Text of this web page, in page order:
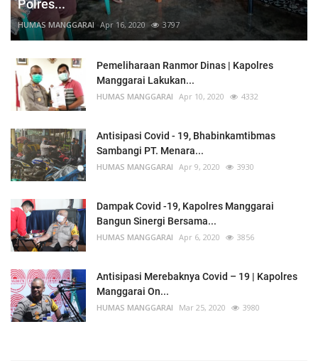
Polres...
HUMAS MANGGARAI Apr 16, 2020 3797
Pemeliharaan Ranmor Dinas | Kapolres
Manggarai Lakukan...
HUMAS MANGGARAI Apr 10, 2020 4332
Antisipasi Covid - 19, Bhabinkamtibmas
Sambangi PT. Menara...
HUMAS MANGGARAI Apr 9, 2020 3930
Dampak Covid -19, Kapolres Manggarai
Bangun Sinergi Bersama...
HUMAS MANGGARAI Apr 6, 2020 3856
Antisipasi Merebaknya Covid – 19 | Kapolres
Manggarai On...
HUMAS MANGGARAI Mar 25, 2020 3980